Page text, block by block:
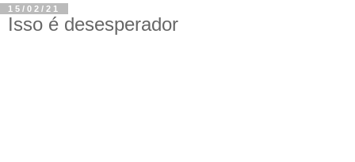
15/02/21
Isso é desesperador